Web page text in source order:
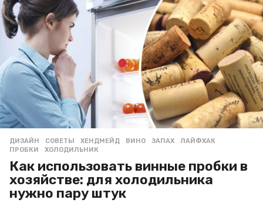
ДИЗАЙН ,СОВЕТЫ ,ХЕНДМЕЙД ВИНО ,ЗАПАХ ,ЛАЙФХАК
ПРОБКИ
,ХОЛОДИЛЬНИК
Как использовать винные пробки в
хозяйстве: для холодильника
нужно пару штук